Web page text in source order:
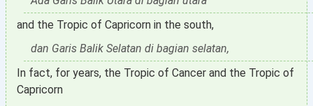
and the Tropic of Capricorn in the south,
dan Garis Balik Selatan di bagian selatan,
In fact, for years, the Tropic of Cancer and the Tropic of
Capricorn